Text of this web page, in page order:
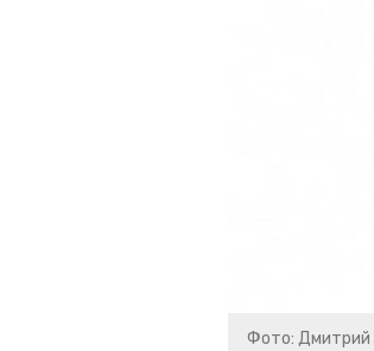
Фото: Дмитрий